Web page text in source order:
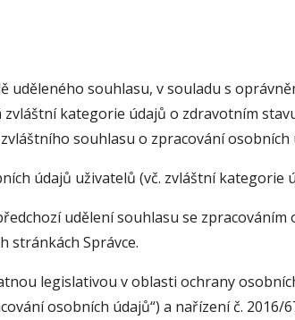
uděleného souhlasu, v souladu s
kategorie údajů o zdravotním
souhlasu o zpracování
údajů uživatelů (vč. zvláštní kategorie
udělení souhlasu se
stránkách Správce.
legislativou v oblasti ochrany
osobních údajů“) a nařízení č. 2016/